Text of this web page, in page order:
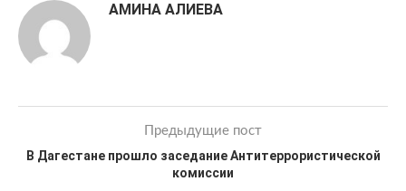
АМИНА АЛИЕВА
Предыдущие пост
В Дагестане прошло заседание Антитеррористической
комиссии